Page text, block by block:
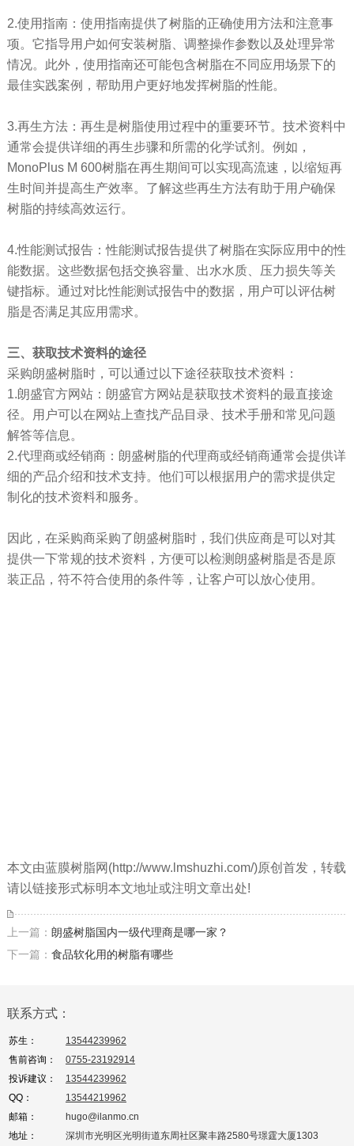
2.使用指南：使用指南提供了树脂的正确使用方法和注意事
项。它指导用户如何安装树脂、调整操作参数以及处理异常
情况。此外，使用指南还可能包含树脂在不同应用场景下的
最佳实践案例，帮助用户更好地发挥树脂的性能。
3.再生方法：再生是树脂使用过程中的重要环节。技术资料中
通常会提供详细的再生步骤和所需的化学试剂。例如，
MonoPlus M 600树脂在再生期间可以实现高流速，以缩短再
生时间并提高生产效率。了解这些再生方法有助于用户确保
树脂的持续高效运行。
4.性能测试报告：性能测试报告提供了树脂在实际应用中的性
能数据。这些数据包括交换容量、出水水质、压力损失等关
键指标。通过对比性能测试报告中的数据，用户可以评估树
脂是否满足其应用需求。
三、 获取技术资料的途径
采购朗盛树脂时，可以通过以下途径获取技术资料：
1.朗盛官方网站：朗盛官方网站是获取技术资料的最直接途
径。用户可以在网站上查找产品目录、技术手册和常见问题
解答等信息。
2.代理商或经销商：朗盛树脂的代理商或经销商通常会提供详
细的产品介绍和技术支持。他们可以根据用户的需求提供定
制化的技术资料和服务。
因此，在采购商采购了朗盛树脂时，我们供应商是可以对其
提供一下常规的技术资料，方便可以检测朗盛树脂是否是原
装正品，符不符合使用的条件等，让客户可以放心使用。
本文由蓝膜树脂网(http://www.lmshuzhi.com/)原创首发，转载
请以链接形式标明本文地址或注明文章出处!
上一篇： 朗盛树脂国内一级代理商是哪一家？
下一篇： 食品软化用的树脂有哪些
联系方式：
苏生：
13544239962
售前咨询：
0755-23192914
投诉建议：
13544239962
QQ：
13544219962
邮箱：
hugo@ilanmo.cn
地址：
深圳市光明区光明街道东周社区聚丰路2580号璟霆大厦1303